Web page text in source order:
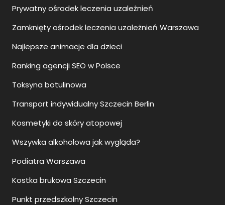
Prywatny ośrodek leczenia uzależnień
Zamknięty ośrodek leczenia uzależnień Warszawa
Najlepsze animacje dla dzieci
Ranking agencji SEO w Polsce
Toksyna botulinowa
Transport indywidualny Szczecin Berlin
Kosmetyki do skóry atopowej
Wszywka alkoholowa jak wygląda?
Podiatra Warszawa
Kostka brukowa Szczecin
Punkt przedszkolny Szczecin